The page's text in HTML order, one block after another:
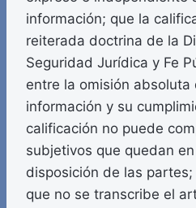
información; que la
reiterada doctrina de la
Seguridad Jurídica y Fe
entre la omisión absoluta
información y su
calificación no puede
subjetivos que quedan
disposición de las
que no se transcribe el